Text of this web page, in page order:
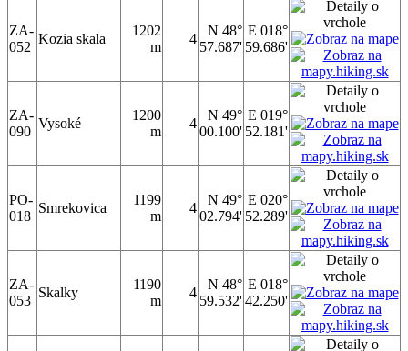
ZA-
052
Kozia skala
1202
m
4
N 48°
57.687'
E 018°
59.686'
ZA-
090
Vysoké
1200
m
4
N 49°
00.100'
E 019°
52.181'
PO-
018
Smrekovica
1199
m
4
N 49°
02.794'
E 020°
52.289'
ZA-
053
Skalky
1190
m
4
N 48°
59.532'
E 018°
42.250'